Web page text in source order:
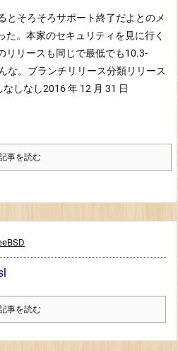
とそろそろサポート終了だよとのメ
。 本家のセキュリティを見に行く
リリースも同じで最低でも10.3-
な。 ブランチリリース分類リリース
しなし2016 年 12 月 31 日
事を読む
事を読む